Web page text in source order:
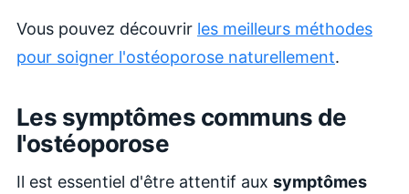
Vous pouvez découvrir les meilleurs méthodes
pour soigner l'ostéoporose naturellement.
Les symptômes communs de
l'ostéoporose
Il est essentiel d'être attentif aux symptômes